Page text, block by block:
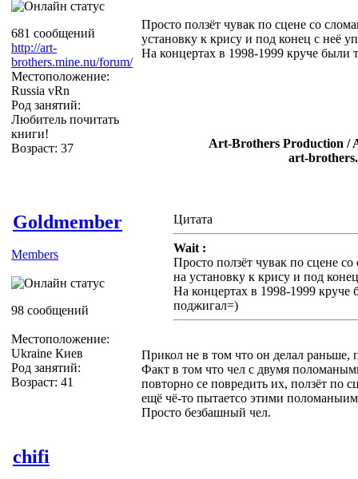
681 сообщений
http://art-
brothers.mine.nu/forum/
Местоположение:
Russia vRn
Род занятий:
Любитель почитать
книги!
Возраст: 37
Просто ползёт чувак по сцене со
установку к крису и под конец с неё
На концертах в 1998-1999 круче были
Art-Brothers Production /
art-
Goldmember
Members
98 сообщений
Местоположение:
Ukraine Киев
Род занятий:
Возраст: 41
Цитата
Wait :
Просто ползёт чувак по сцене
на установку к крису и под
На концертах в 1998-1999 круче
поджигал=)
Прикол не в том что он делал раньше,
Факт в том что чел с двумя
повторно се повредить их, ползёт по
ещё чё-то пытаетсо этими
Просто безбашный чел.
chifi